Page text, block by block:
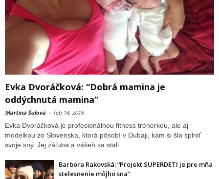
Evka Dvoráčková: “Dobrá mamina je
oddýchnutá mamina”
Martina Šulová - feb 14, 2016
Evka Dvoráčková je profesionálnou fitness trénerkou, ale aj
modelkou zo Slovenska, ktorá pôsobí v Dubaji, kam si šla splniť
svoje sny. Jej záľuba a vášeň sa stali...
Barbora Rakovská: “Projekt SUPERDETI je pre mňa
stelesnenie môjho sna”